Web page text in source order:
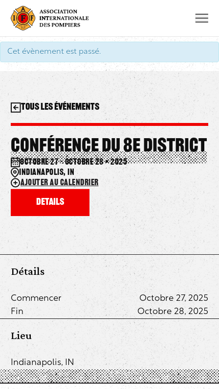
contenu
Cet évènement est passé.
Conférence du 8e district
octobre 27 – octobre 28 • 2025
Indianapolis, IN
Ajouter au calendrier
Details
Tous les événements
Détails
Commencer
Octobre 27, 2025
Fin
Octobre 28, 2025
Lieu
Indianapolis, IN